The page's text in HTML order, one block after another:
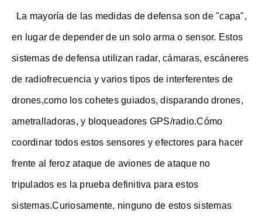
La mayoría de las medidas de defensa son de "capa",
en lugar de depender de un solo arma o sensor. Estos
sistemas de defensa utilizan radar, cámaras, escáneres
de radiofrecuencia y varios tipos de interferentes de
drones,como los cohetes guiados, disparando drones,
ametralladoras, y bloqueadores GPS/radio.Cómo
coordinar todos estos sensores y efectores para hacer
frente al feroz ataque de aviones de ataque no
tripulados es la prueba definitiva para estos
sistemas.Curiosamente, ninguno de estos sistemas